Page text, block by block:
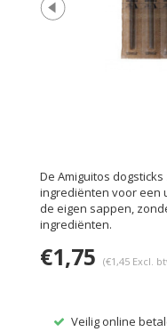
De Amiguitos
ingrediënten voor een
de eigen sappen,
ingrediënten.
€1,75 (€1,45 Excl.
Veilig online